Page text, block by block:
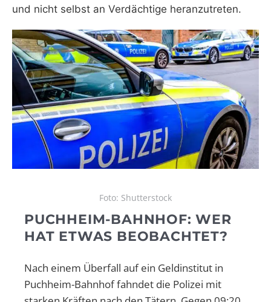
und nicht selbst an Verdächtige heranzutreten.
Foto: Shutterstock
PUCHHEIM-BAHNHOF: WER
HAT ETWAS BEOBACHTET?
Nach einem Überfall auf ein Geldinstitut in
Puchheim-Bahnhof fahndet die Polizei mit